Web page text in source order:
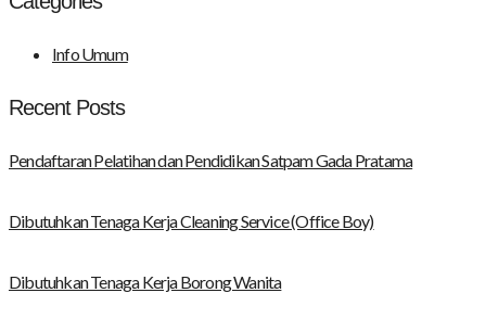
Info Umum
Recent Posts
Pendaftaran Pelatihan dan Pendidikan Satpam Gada Pratama
Dibutuhkan Tenaga Kerja Cleaning Service (Office Boy)
Dibutuhkan Tenaga Kerja Borong Wanita